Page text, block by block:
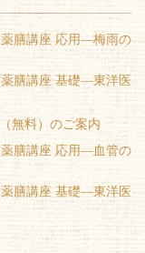
薬膳講座 応用―梅雨の
薬膳講座 基礎―東洋医
無料）のご案内
薬膳講座 応用―血管の
薬膳講座 基礎―東洋医